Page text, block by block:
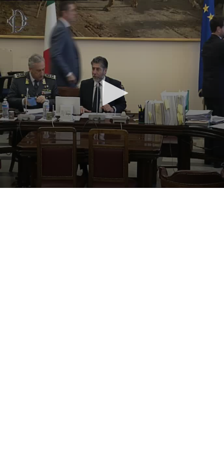
Vai al contenuto principale
WebTV Camera dei Deputati
Vai al menu di navigazione
Contenuto
Fine contenuto
Vai al contenuto principale Vai al menu di navigazione